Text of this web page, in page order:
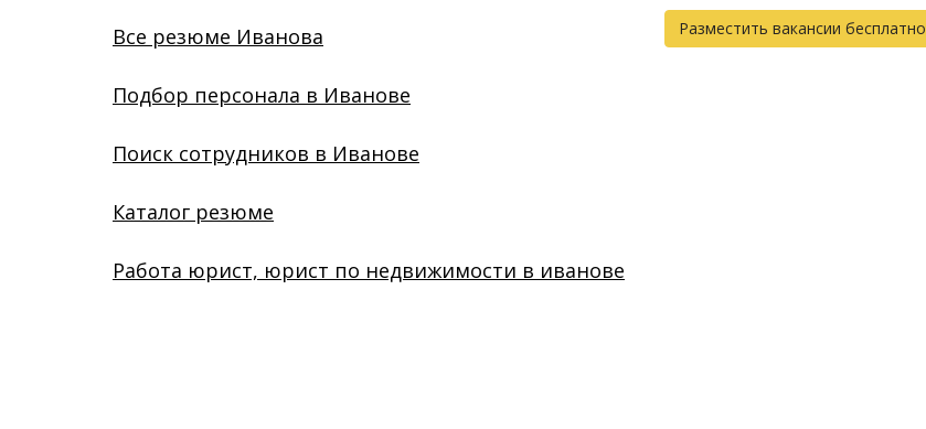
Разместить вакансии бесплатно
Все резюме Иванова
Подбор персонала в Иванове
Поиск сотрудников в Иванове
Каталог резюме
Работа юрист, юрист по недвижимости в иванове